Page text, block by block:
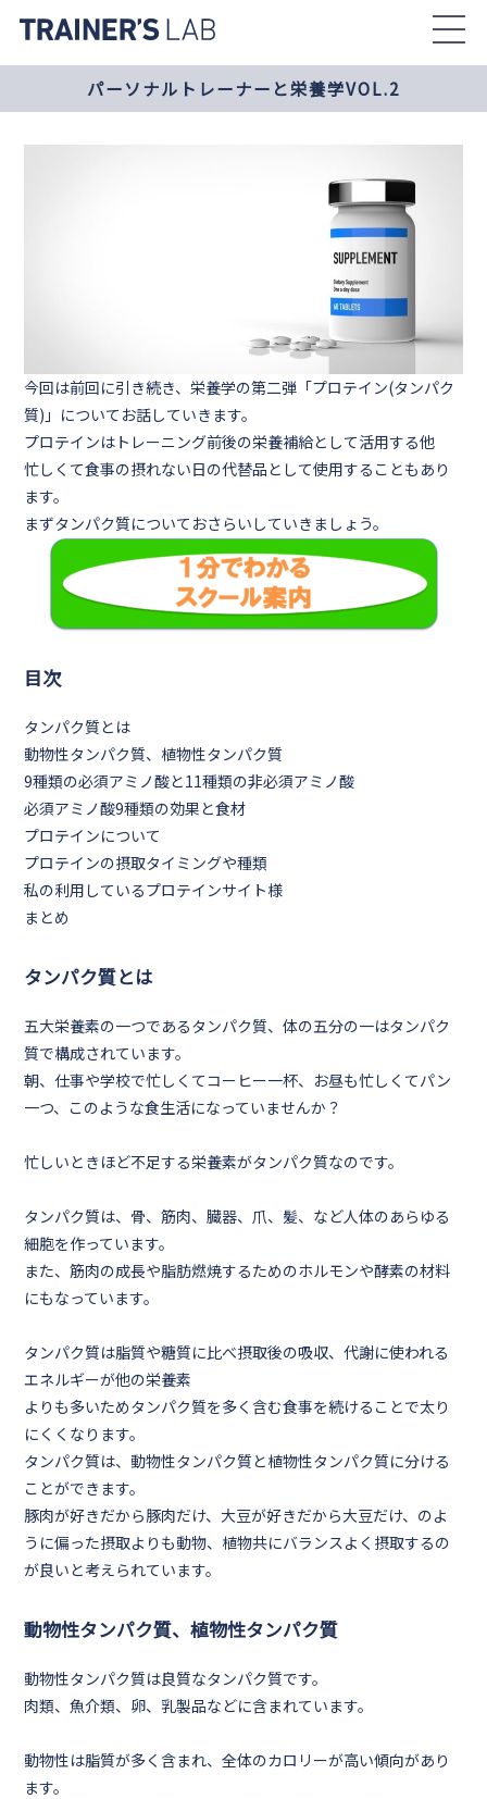
the
パーソナルトレーナーと栄養学VOL.2
今回は前回に引き続き、栄養学の第二弾「プロテイン(タンパク
質) 」についてお話していきます。
プロテインはトレーニング前後の栄養補給として活用する他
忙しくて食事の摂れない日の代替品として使用することもあり
ます。
まずタンパク質についておさらいしていきましょう。
目次
タンパク質とは
動物性タンパク質、植物性タンパク質
9種類の必須アミノ酸と11種類の非必須アミノ酸
必須アミノ酸9種類の効果と食材
プロテインについて
プロテインの摂取タイミングや種類
私の利用しているプロテインサイト様
まとめ
タンパク質とは
五大栄養素の一つであるタンパク質、体の五分の一はタンパク
質で構成されています。
朝、仕事や学校で忙しくてコーヒー一杯、お昼も忙しくてパン
一つ、このような食生活になっていませんか？
忙しいときほど不足する栄養素がタンパク質なのです。
タンパク質は、骨、筋肉、臓器、爪、髪、など人体のあらゆる
細胞を作っています。
また、筋肉の成長や脂肪燃焼するためのホルモンや酵素の材料
にもなっています。
タンパク質は脂質や糖質に比べ摂取後の吸収、代謝に使われる
エネルギーが他の栄養素
よりも多いためタンパク質を多く含む食事を続けることで太り
にくくなります。
タンパク質は、動物性タンパク質と植物性タンパク質に分ける
ことができます。
豚肉が好きだから豚肉だけ、大豆が好きだから大豆だけ、のよ
うに偏った摂取よりも動物、植物共にバランスよく摂取するの
が良いと考えられています。
動物性タンパク質、植物性タンパク質
動物性タンパク質は良質なタンパク質です。
肉類、魚介類、卵、乳製品などに含まれています。
動物性は脂質が多く含まれ、全体のカロリーが高い傾向があり
ます。